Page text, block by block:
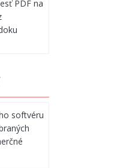
PDF na
softvéru